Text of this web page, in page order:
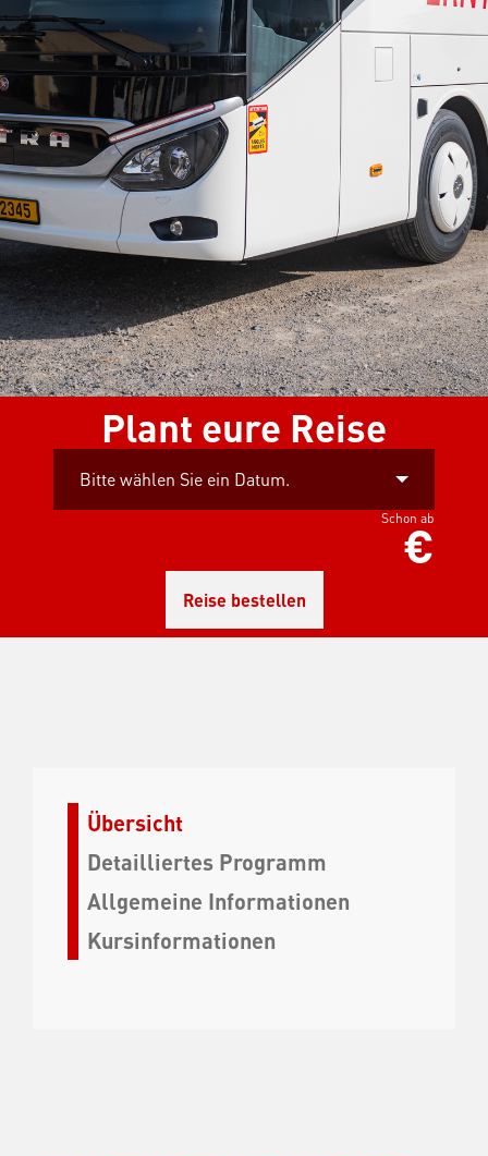
Plant eure Reise
Bitte wählen Sie ein Datum.
Schon ab
€
Reise bestellen
Übersicht
Detailliertes Programm
Allgemeine Informationen
Kursinformationen